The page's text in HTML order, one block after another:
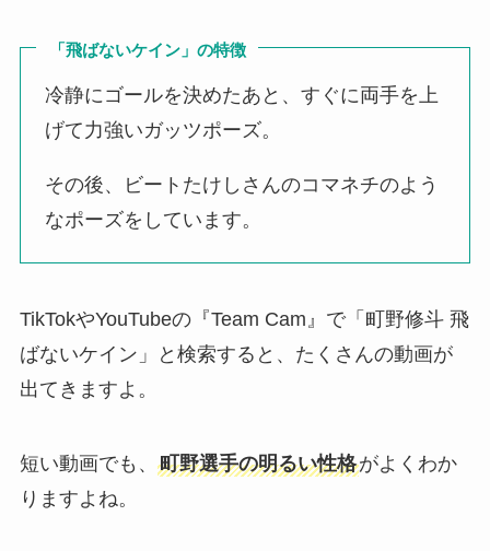
「飛ばないケイン」の特徴
冷静にゴールを決めたあと、すぐに両手を上
げて力強いガッツポーズ。
その後、ビートたけしさんのコマネチのよう
なポーズをしています。
TikTokやYouTubeの『Team Cam』で「町野修斗 飛
ばないケイン」と検索すると、たくさんの動画が
出てきますよ。
短い動画でも、 町野選手の明るい性格がよくわか
りますよね。